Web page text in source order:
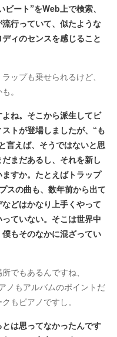
ート”をWeb上で検索、
行っていて、似たような
ィのセンスを感じること
ップも乗せられるけど、
。
ね。そこから派生してビ
トが登場しましたが、“も
言えば、そうではないと思
まだあるし、それを新し
すか。たとえばトラップ
スの曲も、数年前から出て
どはかなり上手くやって
ていない。そこは世界中
もそのなかに混ざってい
でもあるんですね、
ノもアルバムのポイントだ
もピアノですし。
は思ってなかったんです